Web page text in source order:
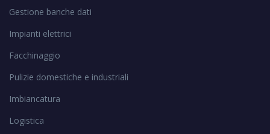
Gestione banche dati
Impianti elettrici
Facchinaggio
Pulizie domestiche e industriali
Imbiancatura
Logistica